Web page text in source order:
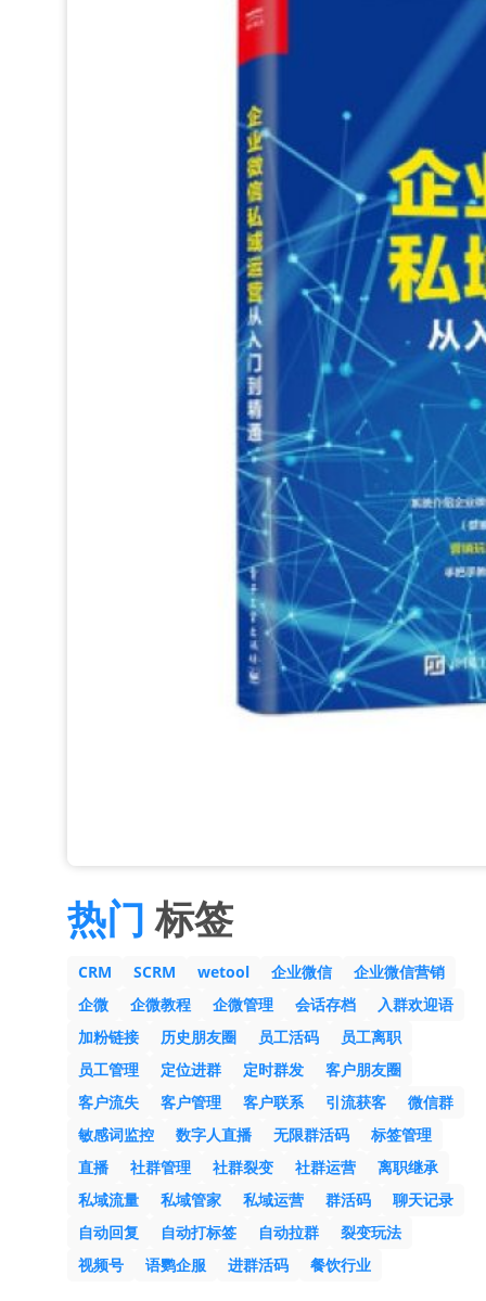
热门 标签
CRM SCRM wetool 企业微信
企业微信营销
企微
企微教程 企微管理 会话存档
入群欢迎语
加粉链接
历史朋友圈 员工活码
员工离职
员工管理
定位进群 定时群发
客户朋友圈
客户流失
客户管理 客户联系 引流获客
微信群
敏感词监控
数字人直播 无限群活码
标签管理
直播
社群管理 社群裂变 社群运营
离职继承
私域流量
私域管家 私域运营 群活码
聊天记录
自动回复
自动打标签 自动拉群
裂变玩法
视频号
语鹦企服 进群活码 餐饮行业